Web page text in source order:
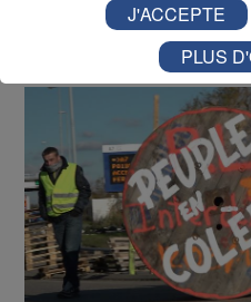
Radio Mont Blanc
Actus
J'ACCEPTE
PLUS